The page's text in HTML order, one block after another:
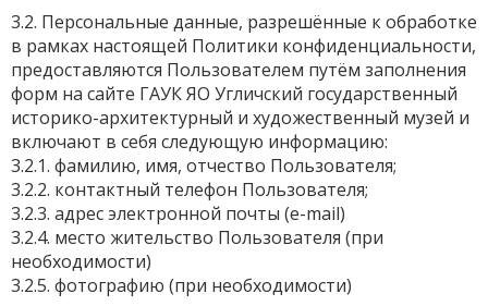
3.2. Персональные данные, разрешённые к обработке
в рамках настоящей Политики конфиденциальности,
предоставляются Пользователем путём заполнения
форм на сайте ГАУК ЯО Угличский государственный
историко-архитектурный и художественный музей и
включают в себя следующую информацию:
3.2.1. фамилию, имя, отчество Пользователя;
3.2.2. контактный телефон Пользователя;
3.2.3. адрес электронной почты (e-mail)
3.2.4. место жительство Пользователя (при
необходимости)
3.2.5. фотографию (при необходимости)